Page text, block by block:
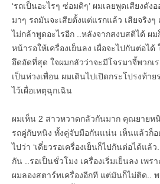
‘รถเป็นอะไรๆ ซ่อมดิๆ’ ผมเลยพูดเสียงดัง
มาๆ รถมันจะเสียตั้งแต่แรกแล้ว เสียจริงๆ
ไม่กล้าพูดอะไรอีก ..หลังจากสงบสติได้ ผม
หน้ารอให้เครื่องเย็นลง เผื่อจะไปกันต่อไ
อึดอัดที่สุด ใจผมกลัวว่าจะมีโจรมาจี้พวกเ
เป็นห่วงเพื่อน ผมเดินไปเปิดกระโปรงท้า
ไว้เผื่อเหตุฉุกเฉิน
ผมเห็น 2 สาวหวาดกลัวกันมาก คุณยายห
รถคู่กับหนิง ทั้งคู่จับมือกันแน่น เห็นแล้วก็อ
ไปว่า ‘เดี๋ยวรอเครื่องเย็นก็ไปกันต่อได้แล้
กัน ..รอเป็นชั่วโมง เครื่องเริ่มเย็นลง เพร
ผมลองสตาร์ทเครื่องอีกที แต่มันก็ไม่ติด..